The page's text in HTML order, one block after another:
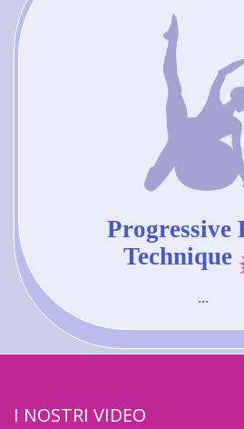
Progressive
Technique
...
I NOSTRI VIDEO